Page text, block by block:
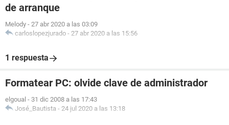
de arranque
Melody - 27 abr 2020 a las 03:09
carloslopezjurado - 27 abr 2020 a las 15:56
1 respuesta
Formatear PC: olvide clave de administrador
elgoual - 31 dic 2008 a las 17:43
José_Bautista - 24 jul 2020 a las 13:18